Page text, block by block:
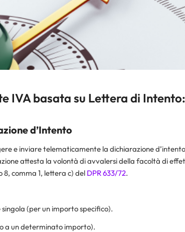
IVA basata su Lettera di
d’Intento
e inviare telematicamente la dichiarazione
attesta la volontà di avvalersi della facoltà di
8, comma 1, lettera c) del DPR 633/72.
(per un importo specifico).
a un determinato importo).